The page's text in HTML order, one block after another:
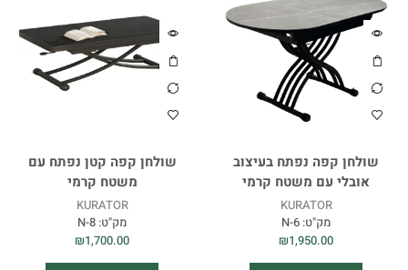
שולחן קפה נפתח בעיצוב
אובלי עם משטח קרמי
KURATOR
מק"ט: N-6
₪1,950.00
שולחן קפה קטן נפתח עם
משטח קרמי
KURATOR
מק"ט: N-8
₪1,700.00